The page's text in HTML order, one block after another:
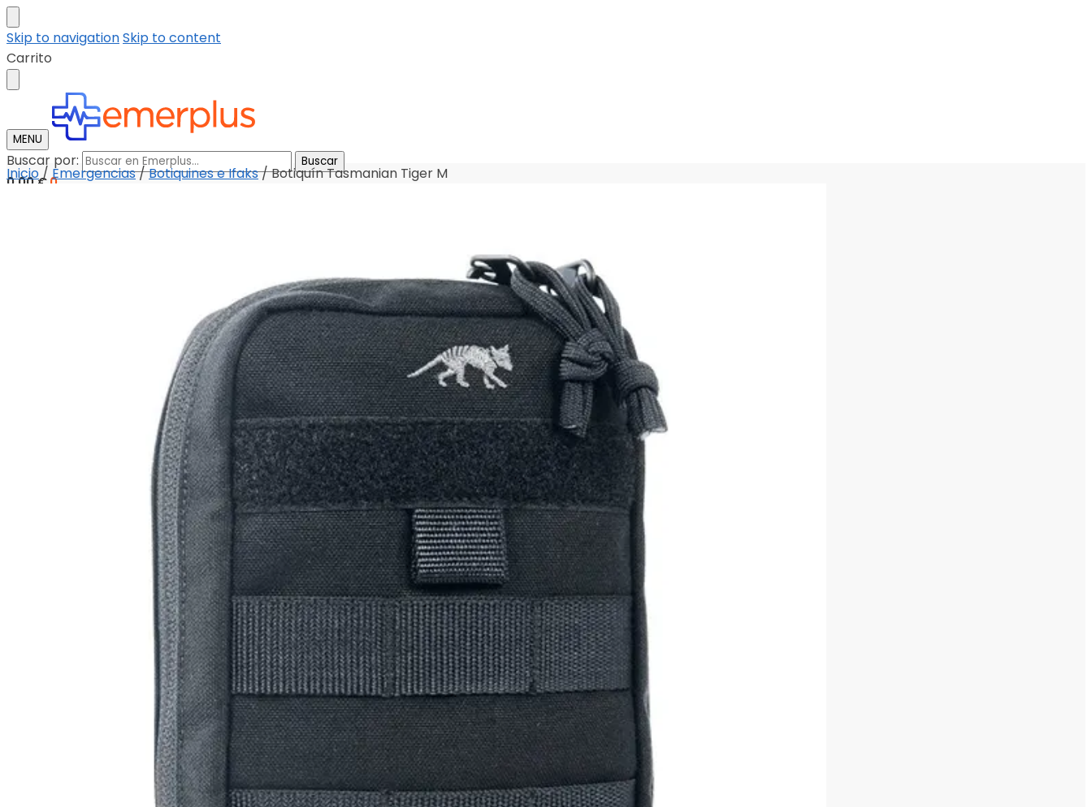
Skip to navigationSkip to content
Carrito
MENU
Buscar por: Buscar
0,00€ 0
(+34) 917 453 752
info@emerplus.es
Descargar catalogo
(+34) 917 453 752
info@emerplus.es
Inicio/Emergencias/Botiquines e Ifaks/Botiquín Tasmanian Tiger M